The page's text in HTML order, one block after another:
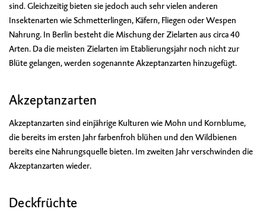
sind. Gleichzeitig bieten sie jedoch auch sehr vielen anderen
Insektenarten wie Schmetterlingen, Käfern, Fliegen oder Wespen
Nahrung. In Berlin besteht die Mischung der Zielarten aus circa 40
Arten. Da die meisten Zielarten im Etablierungsjahr noch nicht zur
Blüte gelangen, werden sogenannte Akzeptanzarten hinzugefügt.
Akzeptanzarten
Akzeptanzarten sind einjährige Kulturen wie Mohn und Kornblume,
die bereits im ersten Jahr farbenfroh blühen und den Wildbienen
bereits eine Nahrungsquelle bieten. Im zweiten Jahr verschwinden die
Akzeptanzarten wieder.
Deckfrüchte